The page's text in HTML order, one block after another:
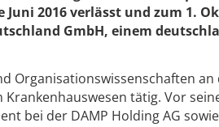
2016 verlässt und zum 1.
GmbH, einem
Organisationswissenschaften
tätig. Vor
bei der DAMP Holding AG